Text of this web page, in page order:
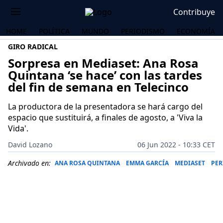
Contribuye
HOME POLÍTICA MUNDO PERIODISMO
ECONOMÍA
GIRO RADICAL
Sorpresa en Mediaset: Ana Rosa
Quintana ‘se hace’ con las tardes
del fin de semana en Telecinco
La productora de la presentadora se hará cargo del
espacio que sustituirá, a finales de agosto, a 'Viva la
Vida'.
David Lozano
06 Jun 2022 - 10:33 CET
Archivado en: ANA ROSA QUINTANA EMMA GARCÍA MEDIASET